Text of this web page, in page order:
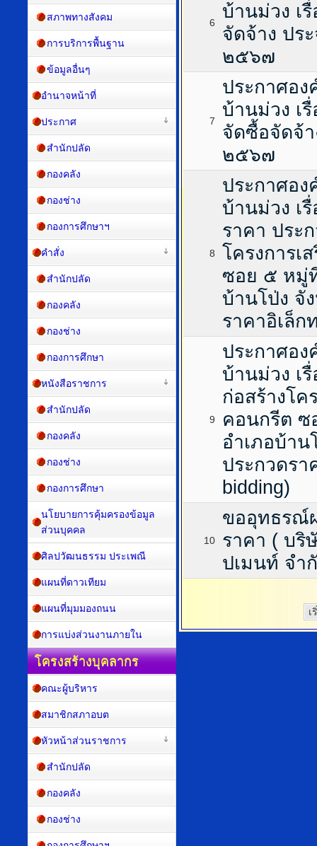
6
บ้านม่วง เ
จัดจ้าง ปร
๒๕๖๗
7
ประกาศอ
บ้านม่วง เ
จัดซื้อจัดจ้
๒๕๖๗
8
ประกาศอ
บ้านม่วง เ
ราคา ประ
โครงการ
ซอย ๕ หมู่
บ้านโป่ง จั
ราคาอิเล็ก
9
ประกาศอ
บ้านม่วง เ
ก่อสร้างโค
คอนกรีต
อำเภอบ้าน
ประกวดรา
bidding)
10
ขออุทธรณ์
ราคา ( บริ
ปเมนท์ จำ
เ
สภาพทางสังคม
การบริการพื้นฐาน
ข้อมูลอื่นๆ
อำนาจหน้าที่
ประกาศ
สำนักปลัด
กองคลัง
กองช่าง
กองการศึกษาฯ
คำสั่ง
สำนักปลัด
กองคลัง
กองช่าง
กองการศึกษา
หนังสือราชการ
สำนักปลัด
กองคลัง
กองช่าง
กองการศึกษา
นโยบายการคุ้มครองข้อมูล
ส่วนบุคคล
ศิลปวัฒนธรรม ประเพณี
แผนที่ดาวเทียม
แผนที่มุมมองถนน
การแบ่งส่วนงานภายใน
โครงสร้างบุคลากร
คณะผู้บริหาร
สมาชิกสภาอบต
หัวหน้าส่วนราชการ
สำนักปลัด
กองคลัง
กองช่าง